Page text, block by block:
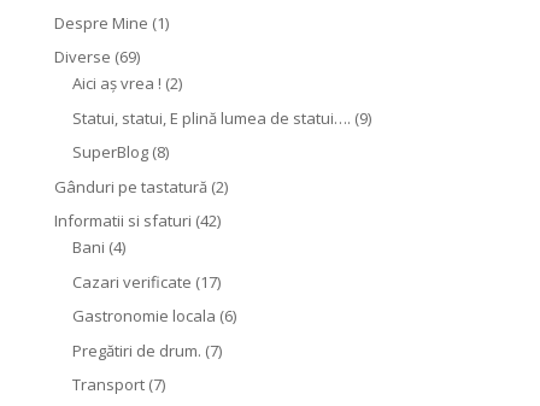
Despre Mine (1)
Diverse (69)
Aici aș vrea ! (2)
Statui, statui, E plină lumea de statui…. (9)
SuperBlog(8)
Gânduri pe tastatură(2)
Informatii si sfaturi (42)
Bani (4)
Cazari verificate (17)
Gastronomie locala (6)
Pregătiri de drum. (7)
Transport(7)